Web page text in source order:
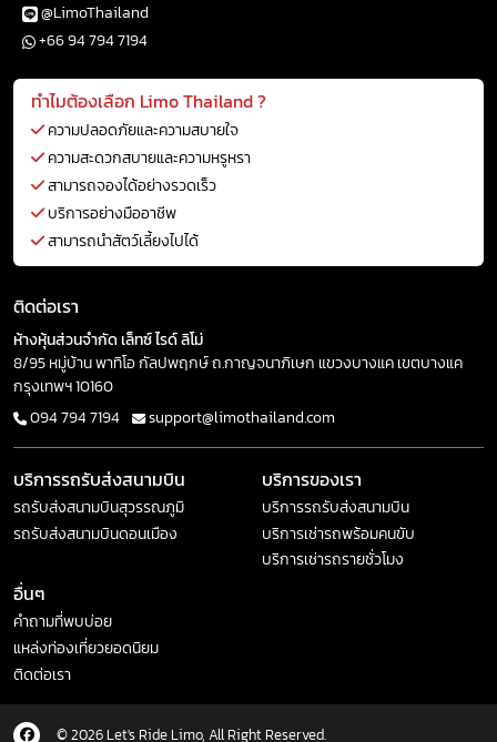
@LimoThailand
+66 94 794 7194
ทำไมต้องเลือก Limo Thailand ?
ความปลอดภัยและความสบายใจ
ความสะดวกสบายและความหรูหรา
สามารถจองได้อย่างรวดเร็ว
บริการอย่างมืออาชีพ
สามารถนำสัตว์เลี้ยงไปได้
ติดต่อเรา
ห้างหุ้นส่วนจำกัด เล็ทซ์ ไรด์ ลิโม่
8/95 หมู่บ้าน พาทิโอ กัลปพฤกษ์ ถ.กาญจนาภิเษก แขวงบางแค เขตบางแค
กรุงเทพฯ 10160
094 794 7194
support@limothailand.com
บริการรถรับส่งสนามบิน
รถรับส่งสนามบินสุวรรณภูมิ
รถรับส่งสนามบินดอนเมือง
บริการของเรา
บริการรถรับส่งสนามบิน
บริการเช่ารถพร้อมคนขับ
บริการเช่ารถรายชั่วโมง
อื่นๆ
คำถามที่พบบ่อย
แหล่งท่องเที่ยวยอดนิยม
ติดต่อเรา
© 2026 Let's Ride Limo, All Right Reserved.